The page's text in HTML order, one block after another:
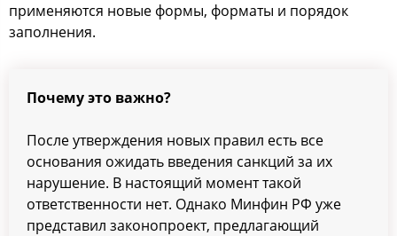
применяются новые формы, форматы и порядок
заполнения.
Почему это важно?
После утверждения новых правил есть все
основания ожидать введения санкций за их
нарушение. В настоящий момент такой
ответственности нет. Однако Минфин РФ уже
представил законопроект, предлагающий